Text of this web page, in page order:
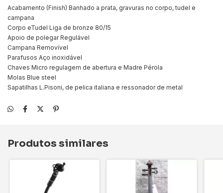
Acabamento (Finish) Banhado a prata, gravuras no corpo, tudel e
campana
Corpo eTudel Liga de bronze 80/15
Apoio de polegar Regulável
Campana Removível
Parafusos Aço inoxidável
Chaves Micro regulagem de abertura e Madre Pérola
Molas Blue steel
Sapatilhas L.Pisoni, de pelica italiana e ressonador de metal
Produtos similares